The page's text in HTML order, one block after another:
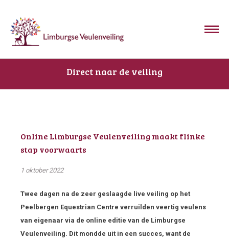
Direct naar de veiling
Online Limburgse Veulenveiling maakt flinke
stap voorwaarts
1 oktober 2022
Twee dagen na de zeer geslaagde live veiling op het
Peelbergen Equestrian Centre verruilden veertig veulens
van eigenaar via de online editie van de Limburgse
Veulenveiling. Dit mondde uit in een succes, want de